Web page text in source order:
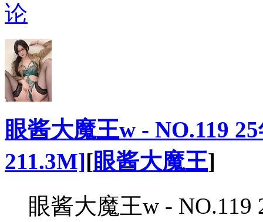
论
眼酱大魔王w - NO.119
211.3M][眼酱大魔王]
眼酱大魔王w - NO.119